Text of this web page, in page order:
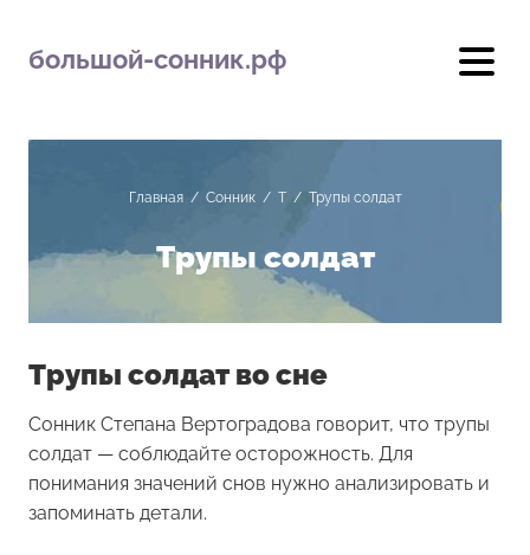
большой-сонник.рф
Главная/ Сонник/ Т/ Трупы солдат
Трупы солдат
Трупы солдат во сне
Сонник Степана Вертоградова говорит, что трупы
солдат — соблюдайте осторожность. Для
понимания значений снов нужно анализировать и
запоминать детали.